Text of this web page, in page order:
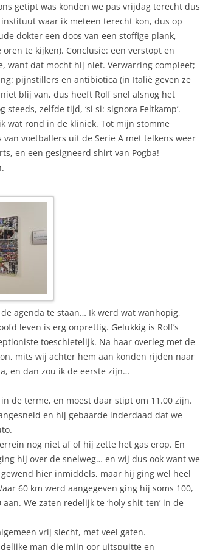
getipt was konden we pas vrijdag terecht dus
waar ik meteen terecht kon, dus op
dokter een doos van een stoffige plank,
te kijken). Conclusie: een verstopt en
want dat mocht hij niet. Verwarring compleet;
pijnstillers en antibiotica (in Italië geven ze
blij van, dus heeft Rolf snel alsnog het
zelfde tijd, ‘si si: signora Feltkamp’.
wat rond in de kliniek. Tot mijn stomme
voetballers uit de Serie A met telkens weer
en een gesigneerd shirt van Pogba!
agenda te staan… Ik werd wat wanhopig,
leven is erg onprettig. Gelukkig is Rolf’s
toeschietelijk. Na haar overleg met de
mits wij achter hem aan konden rijden naar
en dan zou ik de eerste zijn…
de terme, en moest daar stipt om 11.00 zijn.
en hij gebaarde inderdaad dat we
nog niet af of hij zette het gas erop. En
hij over de snelweg… en wij dus ook want we
hier inmiddels, maar hij ging wel heel
60 km werd aangegeven ging hij soms 100,
We zaten redelijk te ‘holy shit-ten’ in de
vrij slecht, met veel gaten.
man die mijn oor uitspuitte en